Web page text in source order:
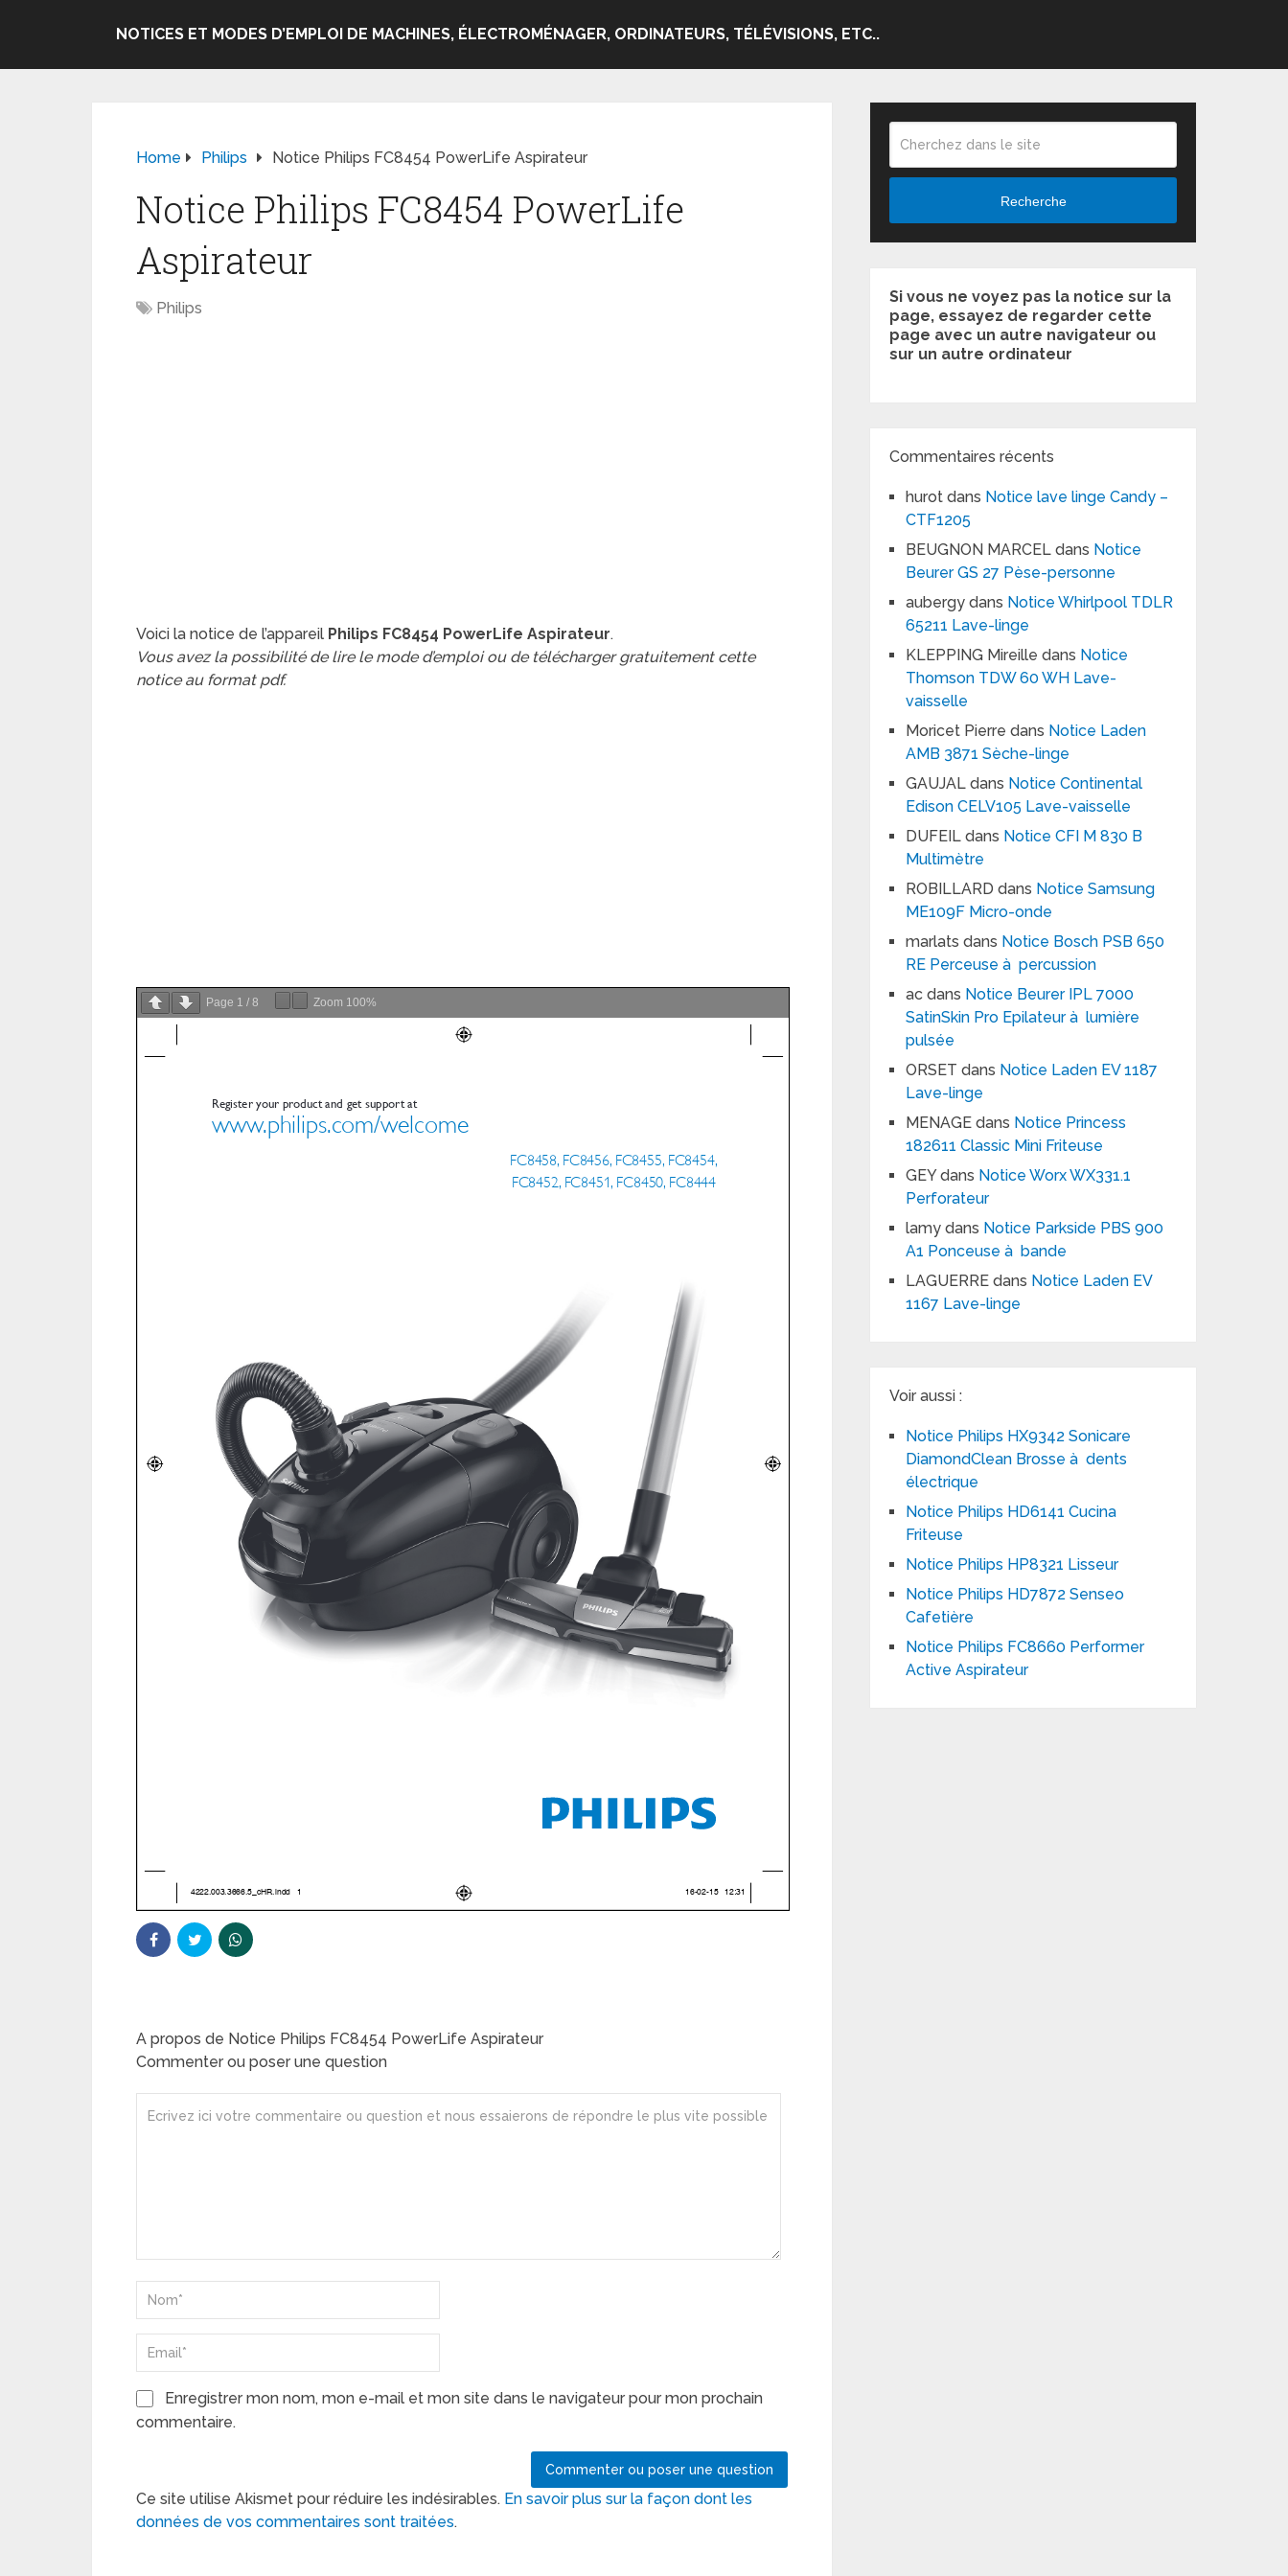
NOTICES ET MODES D’EMPLOI DE MACHINES, ÉLECTROMÉNAGER, ORDINATEURS, TÉLÉVISIONS, ETC..
Home Philips Notice Philips FC8454 PowerLife Aspirateur
Notice Philips FC8454 PowerLife
Aspirateur
Philips
Voici la notice de l’appareil Philips FC8454 PowerLife Aspirateur.
Vous avez la possibilité de lire le mode d’emploi ou de télécharger gratuitement cette
notice au format pdf.
Page 1 / 8 Zoom 100%
A propos de Notice Philips FC8454 PowerLife Aspirateur
Commenter ou poser une question
Enregistrer mon nom, mon e-mail et mon site dans le navigateur pour mon prochain
commentaire.
Ce site utilise Akismet pour réduire les indésirables. En savoir plus sur la façon dont les
données de vos commentaires sont traitées.
Recherche
Si vous ne voyez pas la notice sur la
page, essayez de regarder cette
page avec un autre navigateur ou
sur un autre ordinateur
Commentaires récents
hurot dans Notice lave linge Candy –
CTF1205
BEUGNON MARCEL dans Notice
Beurer GS 27 Pèse-personne
aubergy dans Notice Whirlpool TDLR
65211 Lave-linge
KLEPPING Mireille dans Notice
Thomson TDW 60 WH Lave-
vaisselle
Moricet Pierre dans Notice Laden
AMB 3871 Sèche-linge
GAUJAL dans Notice Continental
Edison CELV105 Lave-vaisselle
DUFEIL dans Notice CFI M 830 B
Multimètre
ROBILLARD dans Notice Samsung
ME109F Micro-onde
marlats dans Notice Bosch PSB 650
RE Perceuse à percussion
ac dans Notice Beurer IPL 7000
SatinSkin Pro Epilateur à lumière
pulsée
ORSET dans Notice Laden EV 1187
Lave-linge
MENAGE dans Notice Princess
182611 Classic Mini Friteuse
GEYdans Notice Worx WX331.1
Perforateur
lamy dans Notice Parkside PBS 900
A1 Ponceuse à bande
LAGUERRE dans Notice Laden EV
1167 Lave-linge
Voir aussi :
Notice Philips HX9342 Sonicare
DiamondClean Brosse à dents
électrique
Notice Philips HD6141 Cucina
Friteuse
Notice Philips HP8321 Lisseur
Notice Philips HD7872 Senseo
Cafetière
Notice Philips FC8660 Performer
Active Aspirateur